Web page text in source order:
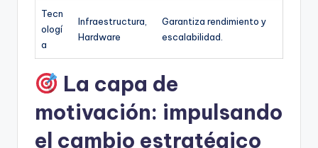
Tecn
ologí
a
Infraestructura,
Hardware
Garantiza rendimiento y
escalabilidad.
La capa de
motivación: impulsando
el cambio estratégico